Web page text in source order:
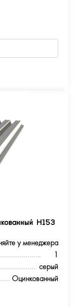
Н153
у менеджера
1
серый
Оцинкованный